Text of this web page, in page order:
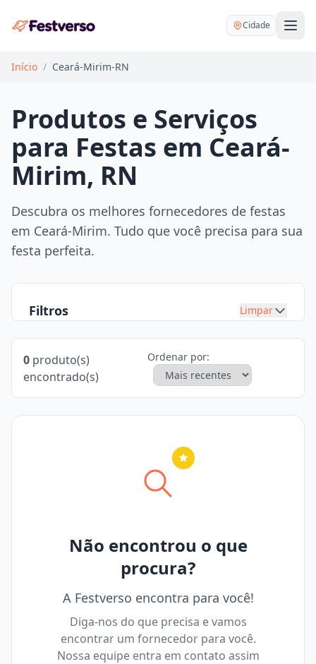
Cidade
Balões delivery
Decoração personalizada
Pegue e Monte
Festa na mesa
Mesas e cadeiras
Buffet
DJ
Início / Ceará-Mirim-RN
Produtos e Serviços
para Festas em Ceará-
Mirim, RN
Descubra os melhores fornecedores de festas
em Ceará-Mirim. Tudo que você precisa para sua
festa perfeita.
Filtros Limpar
Máximo
0 produto(s)
encontrado(s)
Ordenar por:
Não encontrou o que
procura?
A Festverso encontra para você!
Diga-nos do que precisa e vamos
encontrar um fornecedor para você.
Nossa equipe entra em contato assim